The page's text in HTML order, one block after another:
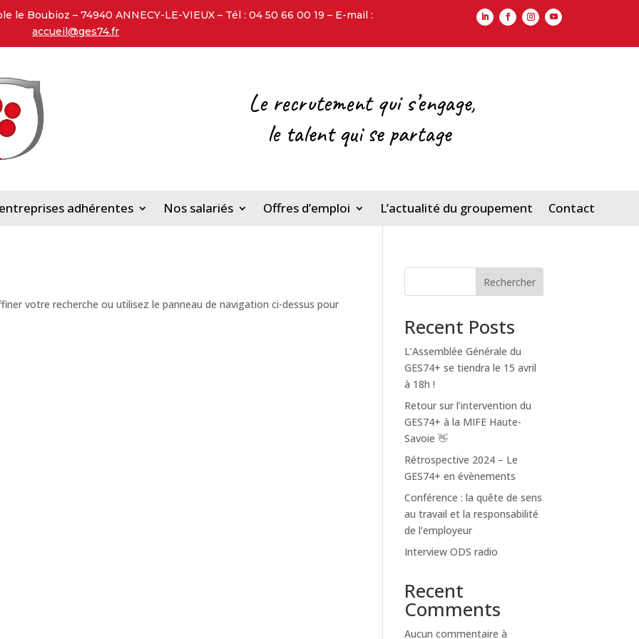
le Boubioz – 74940 ANNECY-LE-VIEUX – Tél : 04 50 66 00 19 – E-mail :
accueil@ges74.fr
Le recrutement qui s’engage,
le talent qui se partage
adhérentes Nos salariés Offres d’emploi L’actualité du groupement Contact
votre recherche ou utilisez le panneau de navigation ci-dessus pour
Rechercher
Recent Posts
L’Assemblée Générale du
GES74+ se tiendra le 15 avril
à 18h !
Retour sur l’intervention du
GES74+ à la MIFE Haute-
Savoie 👋
Rétrospective 2024 – Le
GES74+ en évènements
Conférence : la quête de sens
au travail et la responsabilité
de l’employeur
Interview ODS radio
Recent
Comments
Aucun commentaire à